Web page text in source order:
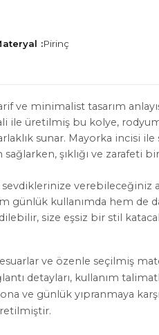
YASAL KOŞULLAR
Mesafeli Satış
KVKK Aydınlatma Metni
:Pirinç
ve minimalist tasarım
ile üretilmiş bu kolye,
sunar. Mayorka incisi ile
şıklığı ve zarafeti
verebileceğiniz
günlük kullanımda hem de
size eşsiz bir stil
ve özenle seçilmiş
detayları, kullanım
ve günlük yıpranmaya